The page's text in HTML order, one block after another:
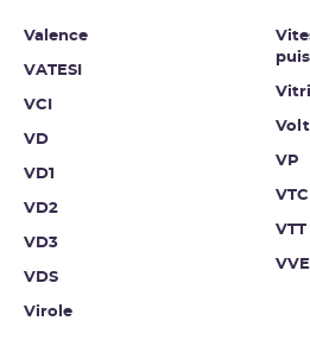
Valence
VATESI
VCI
VD
VD1
VD2
VD3
VDS
Virole
Volt
VP
VTC
VTT